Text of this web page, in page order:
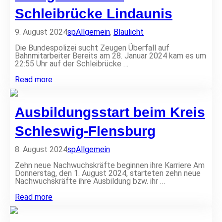
t
V
:
A
b
c
s
s
a
u
s
e
l
l
n
e
r
e
e
r
u
g
s
c
h
e
n
M
e
y
n
u
d
Schleibrücke Lindaunis
9. August 2024spAllgemein, Blaulicht
Die Bundespolizei sucht Zeugen Überfall auf
Bahnmitarbeiter Bereits am 28. Januar 2024 kam es um
22:55 Uhr auf der Schleibrücke …
Read moreÜ
g
r
f
a
f
d
e
S
Ausbildungsstart beim Kreis
Schleswig-Flensburg
8. August 2024spAllgemein
Zehn neue Nachwuchskräfte beginnen ihre Karriere Am
Donnerstag, den 1. August 2024, starteten zehn neue
Nachwuchskräfte ihre Ausbildung bzw. ihr …
Read moreA